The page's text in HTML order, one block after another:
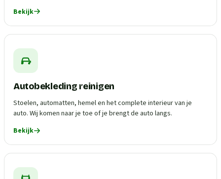
Bekijk
Autobekleding reinigen
Stoelen, automatten, hemel en het complete interieur van je
auto. Wij komen naar je toe of je brengt de auto langs.
Bekijk